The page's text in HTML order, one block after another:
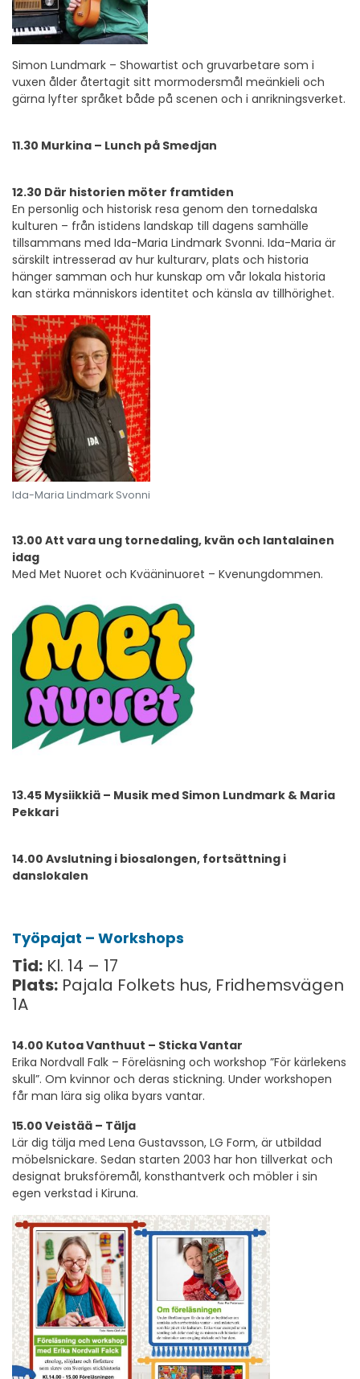
Simon Lundmark – Showartist och gruvarbetare som i
vuxen ålder återtagit sitt mormodersmål meänkieli och
gärna lyfter språket både på scenen och i anrikningsverket.
11.30 Murkina – Lunch på Smedjan
12.30 Där historien möter framtiden
En personlig och historisk resa genom den tornedalska
kulturen – från istidens landskap till dagens samhälle
tillsammans med Ida-Maria Lindmark Svonni. Ida-Maria är
särskilt intresserad av hur kulturarv, plats och historia
hänger samman och hur kunskap om vår lokala historia
kan stärka människors identitet och känsla av tillhörighet.
Ida-Maria Lindmark Svonni
13.00 Att vara ung tornedaling, kvän och lantalainen
idag
Med Met Nuoret och Kvääninuoret – Kvenungdommen.
13.45 Mysiikkiä – Musik med Simon Lundmark & Maria
Pekkari
14.00 Avslutning i biosalongen, fortsättning i
danslokalen
Työpajat – Workshops
Tid: Kl. 14 – 17
Plats: Pajala Folkets hus, Fridhemsvägen
1A
14.00 Kutoa Vanthuut – Sticka Vantar
Erika Nordvall Falk – Föreläsning och workshop ”För kärlekens
skull”. Om kvinnor och deras stickning. Under workshopen
får man lära sig olika byars vantar.
15.00 Veistää – Tälja
Lär dig tälja med Lena Gustavsson, LG Form, är utbildad
möbelsnickare. Sedan starten 2003 har hon tillverkat och
designat bruksföremål, konsthantverk och möbler i sin
egen verkstad i Kiruna.